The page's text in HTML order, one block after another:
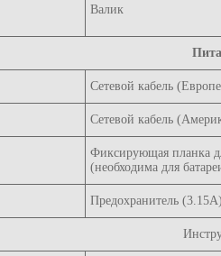
Валик
Сетевой кабель
Сетевой кабель
Фиксирующая планка
(необходима для
Предохранитель